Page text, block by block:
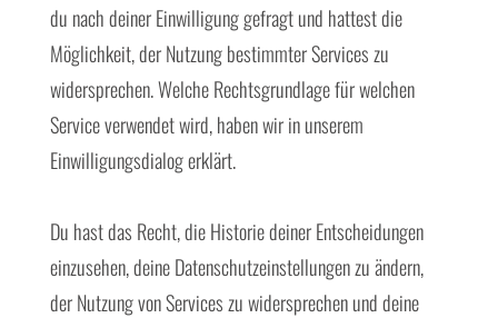
du nach deiner Einwilligung gefragt und hattest die
Möglichkeit, der Nutzung bestimmter Services zu
widersprechen. Welche Rechtsgrundlage für welchen
Service verwendet wird, haben wir in unserem
Einwilligungsdialog erklärt.
Du hast das Recht, die Historie deiner Entscheidungen
einzusehen, deine Datenschutzeinstellungen zu ändern,
der Nutzung von Services zu widersprechen und deine